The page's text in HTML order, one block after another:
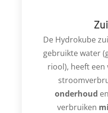
De Hydrokube
gebruikte water
riool), heeft
onderhoud
verbruiken